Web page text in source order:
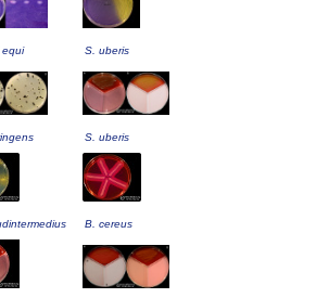
equi S. uberis
S. uberis
B. cereus